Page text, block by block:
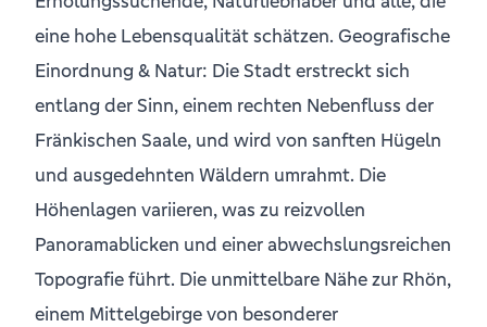
eine hohe Lebensqualität schätzen. Geografische
Einordnung & Natur: Die Stadt erstreckt sich
entlang der Sinn, einem rechten Nebenfluss der
Fränkischen Saale, und wird von sanften Hügeln
und ausgedehnten Wäldern umrahmt. Die
Höhenlagen variieren, was zu reizvollen
Panoramablicken und einer abwechslungsreichen
Topografie führt. Die unmittelbare Nähe zur Rhön,
einem Mittelgebirge von besonderer